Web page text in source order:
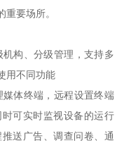
要场所。
构、分级管理，支持多
用不同功能
体终端，远程设置终端
可实时监视设备的运行
送广告、调查问卷、通